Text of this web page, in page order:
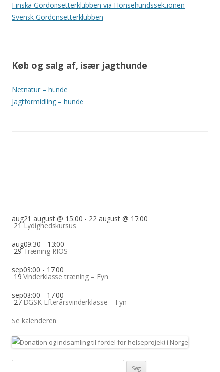
Finska Gordonsetterklubben via Hönsehundssektionen
Svensk Gordonsetterklubben
Køb og salg af, især jagthunde
Netnatur – hunde
Jagtformidling – hunde
aug
21
21 august @ 15:00 - 22 august @ 17:00
Lydighedskursus
aug
29
09:30 - 13:00
Træning RIOS
sep
19
08:00 - 17:00
Vinderklasse træning – Fyn
sep
27
08:00 - 17:00
DGSK Efterårsvinderklasse – Fyn
Se kalenderen